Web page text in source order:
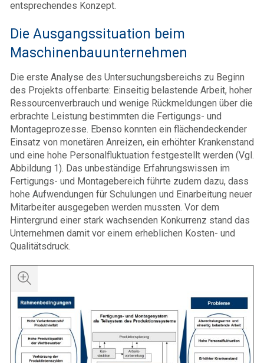
entsprechendes Konzept.
Die Ausgangssituation beim
Maschinenbauunternehmen
Die erste Analyse des Untersuchungsbereichs zu Beginn
des Projekts offenbarte: Einseitig belastende Arbeit, hoher
Ressourcenverbrauch und wenige Rückmeldungen über die
erbrachte Leistung bestimmten die Fertigungs- und
Montageprozesse. Ebenso konnten ein flächendeckender
Einsatz von monetären Anreizen, ein erhöhter Krankenstand
und eine hohe Personalfluktuation festgestellt werden (Vgl.
Abbildung 1). Das unbeständige Erfahrungswissen im
Fertigungs- und Montagebereich führte zudem dazu, dass
hohe Aufwendungen für Schulungen und Einarbeitung neuer
Mitarbeiter ausgegeben werden mussten. Vor dem
Hintergrund einer stark wachsenden Konkurrenz stand das
Unternehmen damit vor einem erheblichen Kosten- und
Qualitätsdruck.